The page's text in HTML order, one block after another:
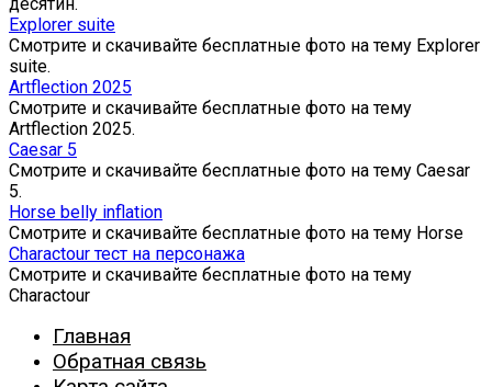
Explorer suite
Смотрите и скачивайте бесплатные фото на тему Explorer
suite.
Artflection 2025
Смотрите и скачивайте бесплатные фото на тему
Artflection 2025.
Caesar 5
Смотрите и скачивайте бесплатные фото на тему Caesar
5.
Horse belly inflation
Смотрите и скачивайте бесплатные фото на тему Horse
Charactour тест на персонажа
Смотрите и скачивайте бесплатные фото на тему
Charactour
Главная
Обратная связь